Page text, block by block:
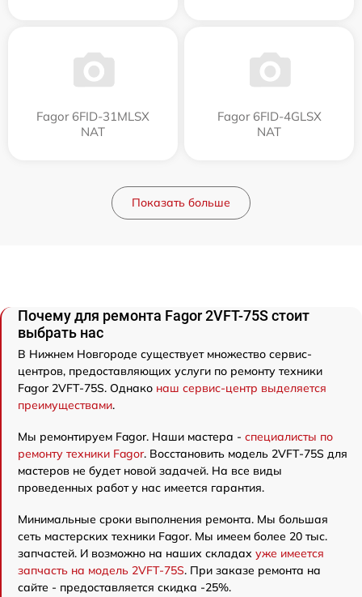
Fagor 6FID-31MLSX
NAT
Fagor 6FID-4GLSX
NAT
Показать больше
Почему для ремонта Fagor 2VFT-75S стоит
выбрать нас
В Нижнем Новгороде существует множество сервис-
центров, предоставляющих услуги по ремонту техники
Fagor 2VFT-75S. Однако наш сервис-центр выделяется
преимуществами.
Мы ремонтируем Fagor. Наши мастера - специалисты по
ремонту техники Fagor. Восстановить модель 2VFT-75S для
мастеров не будет новой задачей. На все виды
проведенных работ у нас имеется гарантия.
Минимальные сроки выполнения ремонта. Мы большая
сеть мастерских техники Fagor. Мы имеем более 20 тыс.
запчастей. И возможно на наших складах уже имеется
запчасть на модель 2VFT-75S. При заказе ремонта на
сайте - предоставляется скидка -25%.